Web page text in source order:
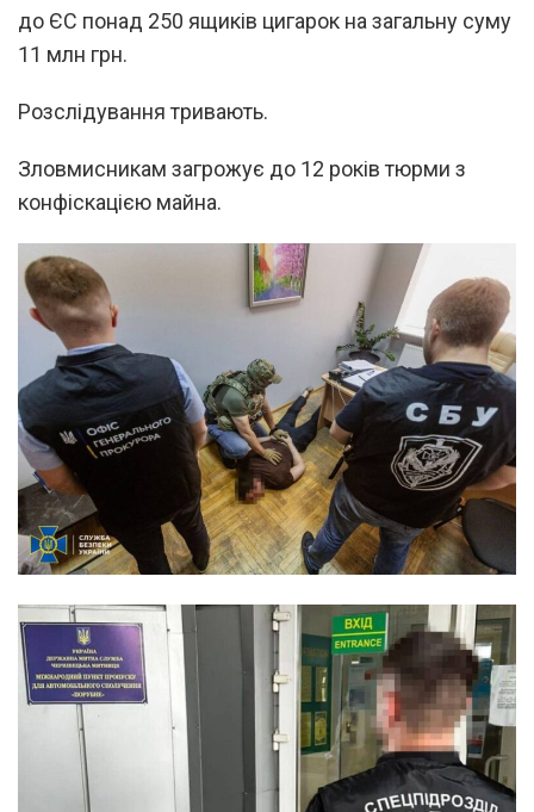
до ЄС понад 250 ящиків цигарок на загальну суму
11 млн грн.
Розслідування тривають.
Зловмисникам загрожує до 12 років тюрми з
конфіскацією майна.